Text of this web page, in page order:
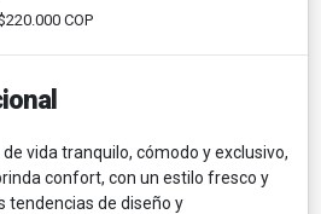
COP
vida tranquilo, cómodo y exclusivo,
confort, con un estilo fresco y
tendencias de diseño y